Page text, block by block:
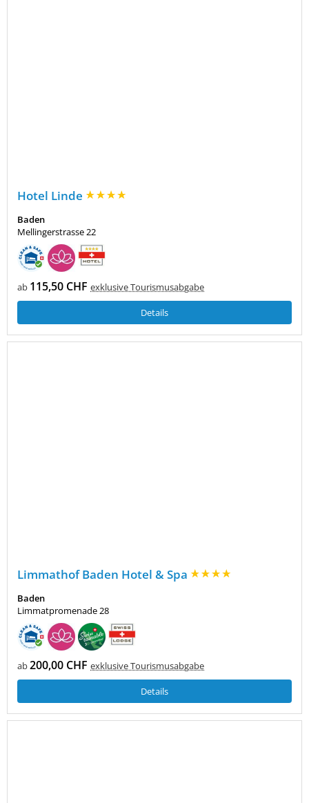
Hotel Linde
Baden
Mellingerstrasse 22
ab 115,50 CHF exklusive Tourismusabgabe
Details
Limmathof Baden Hotel & Spa
Baden
Limmatpromenade 28
ab200,00 CHF exklusive Tourismusabgabe
Details